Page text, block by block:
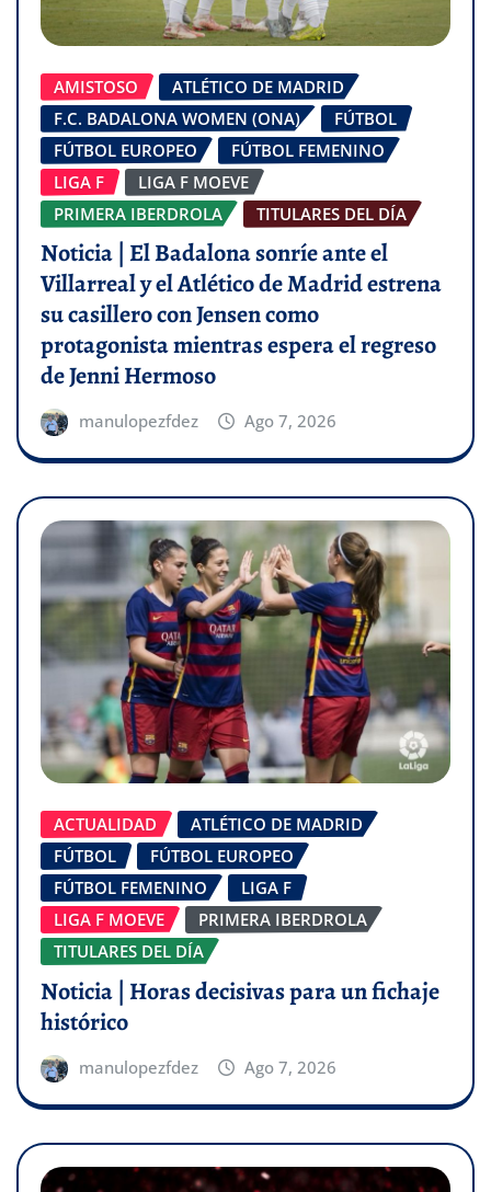
AMISTOSO
ATLÉTICO DE MADRID
F.C. BADALONA WOMEN (ONA)
FÚTBOL
FÚTBOL EUROPEO
FÚTBOL FEMENINO
LIGA F
LIGA F MOEVE
PRIMERA IBERDROLA
TITULARES DEL DÍA
Noticia | El Badalona sonríe ante el
Villarreal y el Atlético de Madrid estrena
su casillero con Jensen como
protagonista mientras espera el regreso
de Jenni Hermoso
manulopezfdez Ago 7, 2026
ACTUALIDAD
ATLÉTICO DE MADRID
FÚTBOL
FÚTBOL EUROPEO
FÚTBOL FEMENINO
LIGA F
LIGA F MOEVE
PRIMERA IBERDROLA
TITULARES DEL DÍA
Noticia | Horas decisivas para un fichaje
histórico
manulopezfdez Ago 7, 2026